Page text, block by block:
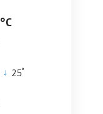
°C
25°